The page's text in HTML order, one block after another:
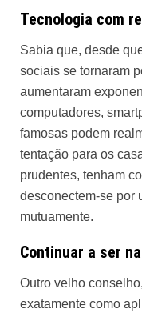
Tecnologia com
Sabia que, desde
sociais se tornaram
aumentaram
computadores,
famosas podem
tentação para os
prudentes, tenham
desconectem-se por
mutuamente.
Continuar a ser
Outro velho
exatamente como